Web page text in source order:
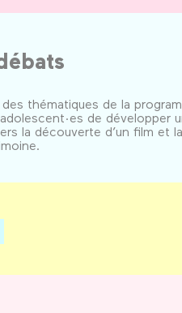
thématiques de la
de développer
la découverte d’un film et